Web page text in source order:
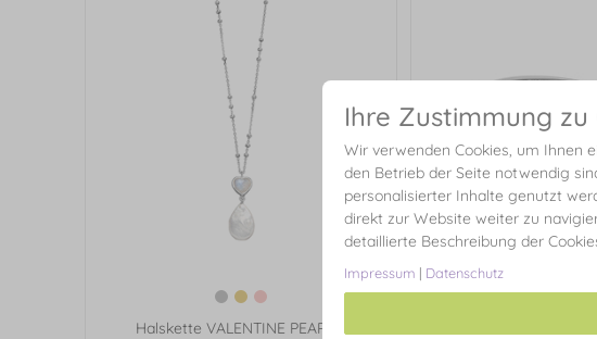
Halskette VALENTINE PEARLS,
Ihre Zustimmung zu
Wir verwenden Cookies, um Ihnen
den Betrieb der Seite notwendig
personalisierter Inhalte genutzt
direkt zur Website weiter zu
detaillierte Beschreibung der
Impressum | Datenschutz